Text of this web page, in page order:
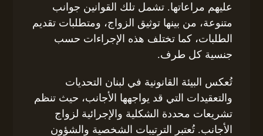
عليهم مراعاتها. تشمل تلك القوانين جوانب
متنوعة، من بينها توثيق الزواج، ومتطلبات تقديم
الطلبات، كما تختلف هذه الإجراءات حسب
جنسية كل طرف.
تُعكس البيئة القانونية في لبنان التحديات
والتعقيدات التي قد يواجهها الأجانب، حيث تنظم
تشريعات محددة الشكلية والإجرائية لزواج
الأجانب. تُعتبر الترتيبات الشخصية والشؤون